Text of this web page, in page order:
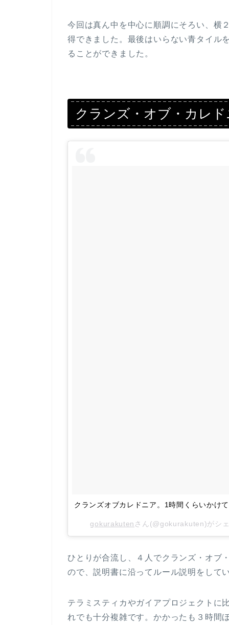
今回は真ん中を中心に順調にそろい、横
得できました。最後はいらない青タイル
ることができました。
クランズ・オブ・カレ
クランズオブカレドニア。1時間くらいかけ
gokurakuten さん(@gokurakuten)がシ
ひとりが合流し、４人でクランズ・オブ
ので、説明書に沿ってルール説明をして
テラミスティカやガイアプロジェクトに
れでも十分複雑です。かかったも３時間